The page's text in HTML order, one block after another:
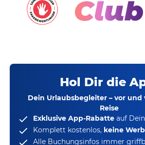
Hol Dir die
Dein Urlaubsbegleiter – vor
Reise
Exklusive App-Rabatte auf
Komplett kostenlos, keine
Alle Buchungsinfos immer